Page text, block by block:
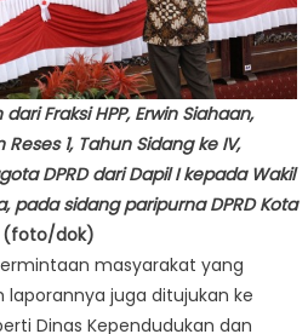
Fraksi HPP, Erwin Siahaan,
1, Tahun Sidang ke IV,
DPRD dari Dapil I kepada Wakil
pada sidang paripurna DPRD Kota
(foto/dok)
masyarakat yang
juga ditujukan ke
Dinas Kependudukan dan